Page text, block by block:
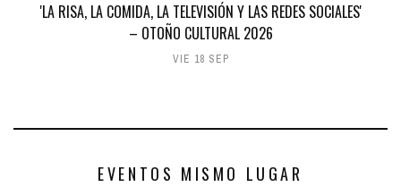
'LA RISA, LA COMIDA, LA TELEVISIÓN Y LAS REDES SOCIALES'
– OTOÑO CULTURAL 2026
VIE 18 SEP
EVENTOS MISMO LUGAR